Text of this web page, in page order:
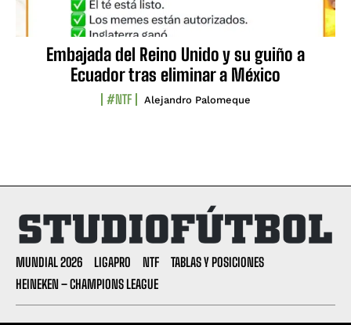
Embajada del Reino Unido y su guiño a
Ecuador tras eliminar a México
#NTF Alejandro Palomeque
MUNDIAL 2026 LIGAPRO NTF
TABLAS Y POSICIONES
HEINEKEN – CHAMPIONS LEAGUE